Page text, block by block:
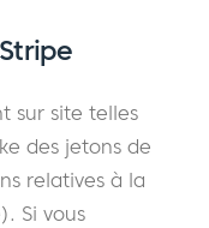
sur site telles
des jetons de
relatives à la
Si vous